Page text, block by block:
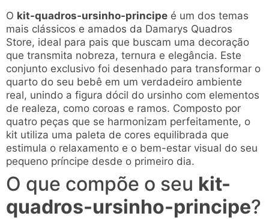
O kit-quadros-ursinho-principe é um dos temas
mais clássicos e amados da Damarys Quadros
Store, ideal para pais que buscam uma decoração
que transmita nobreza, ternura e elegância. Este
conjunto exclusivo foi desenhado para transformar o
quarto do seu bebê em um verdadeiro ambiente
real, unindo a figura dócil do ursinho com elementos
de realeza, como coroas e ramos. Composto por
quatro peças que se harmonizam perfeitamente, o
kit utiliza uma paleta de cores equilibrada que
estimula o relaxamento e o bem-estar visual do seu
pequeno príncipe desde o primeiro dia.
O que compõe o seu kit-
quadros-ursinho-principe?